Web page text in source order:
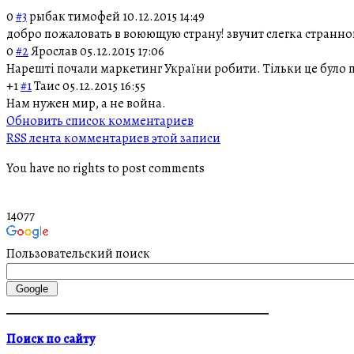
0#3рыбак тимофей 10.12.2015 14:49
добро пожаловать в воюющую страну! звучит слегка
0#2Ярослав05.12.2015 17:06
Нарешті почали маркетинг України робити. Тільки це
+1#1Таис05.12.2015 16:55
Нам нужен мир, а не война.
Обновить список комментариев
RSS лента комментариев этой записи
You have no rights to post comments
14077
Пользовательский поиск
Поиск по сайту